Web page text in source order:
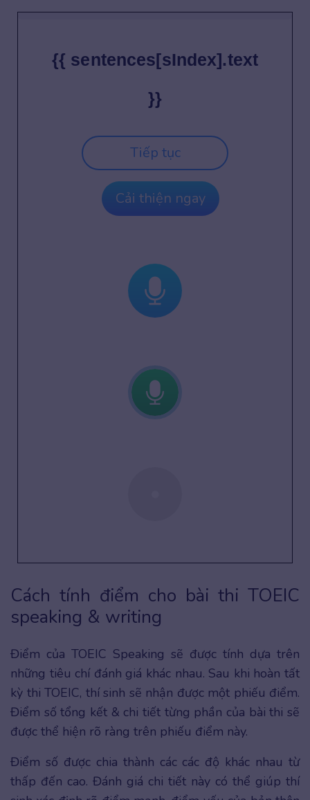
{{ sentences[sIndex].text
}}
Tiếp tục
Cải thiện ngay
Cách tính điểm cho bài thi TOEIC
speaking & writing
Điểm của TOEIC Speaking sẽ được tính dựa trên
những tiêu chí đánh giá khác nhau. Sau khi hoàn tất
kỳ thi TOEIC, thí sinh sẽ nhận được một phiếu điểm.
Điểm số tổng kết & chi tiết từng phần của bài thi sẽ
được thể hiện rõ ràng trên phiếu điểm này.
Điểm số được chia thành các các độ khác nhau từ
thấp đến cao. Đánh giá chi tiết này có thể giúp thí